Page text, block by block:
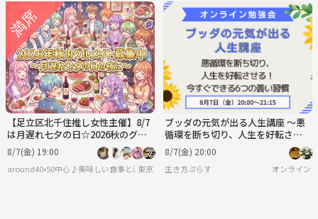
【足立区北千住推し女性主催】8/7
は月遅れ七夕の日☆2026秋のグル
メメイト募集中☆茨城人気イタリ
アン待望の北千住進出！
8/7(金) 19:00
around40•50中心♪美味しい食事と楽しい会話♪＋40代50代で思うこと
東京
ブッダの元気が出る人生講座 ～悪
循環を断ち切り、人生を好転させ
る！ 今すぐできる6つの善い習
慣～
8/7(金) 20:00
生き方ぷらす オンライン